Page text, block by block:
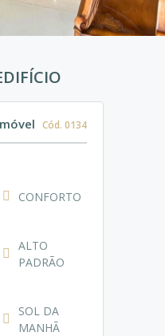
Cód. 0134
CONFORTO
ALTO
PADRÃO
SOL DA
MANHÃ